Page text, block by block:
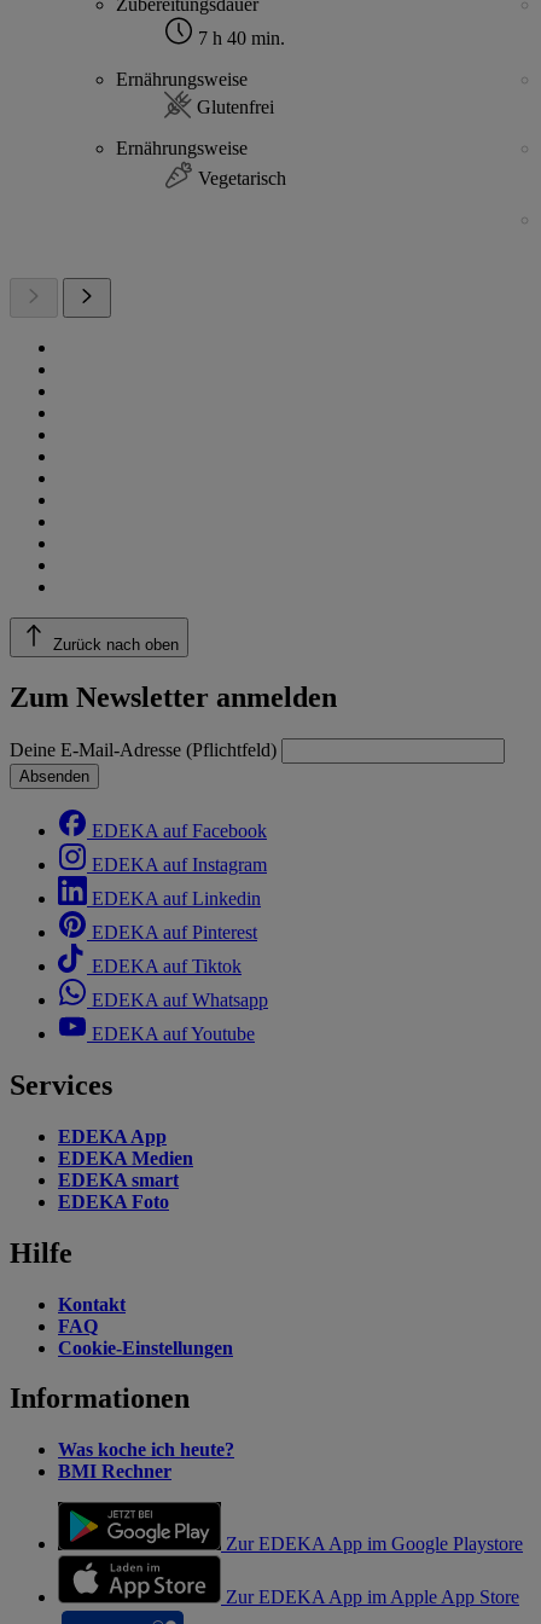
Zubereitungsdauer
7 h 40 min.
Ernährungsweise
Glutenfrei
Ernährungsweise
Vegetarisch
Zurück nach oben
Zum Newsletter anmelden
Deine E-Mail-Adresse (Pflichtfeld)
Absenden
EDEKA auf Facebook
EDEKA auf Instagram
EDEKA auf Linkedin
EDEKA auf Pinterest
EDEKA auf Tiktok
EDEKA auf Whatsapp
EDEKA auf Youtube
Services
EDEKA App
EDEKA Medien
EDEKA smart
EDEKA Foto
Hilfe
Kontakt
FAQ
Cookie-Einstellungen
Informationen
Was koche ich heute?
BMI Rechner
Zur EDEKA App im Google Playstore
Zur EDEKA App im Apple App Store